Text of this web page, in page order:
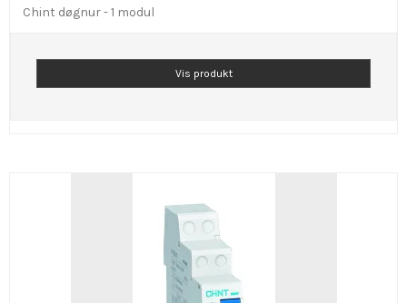
Chint døgnur - 1 modul
Vis produkt